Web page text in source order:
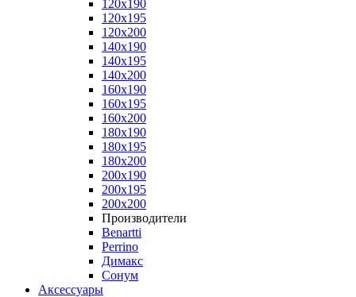
120x190
120x195
120x200
140x190
140x195
140x200
160x190
160x195
160x200
180x190
180x195
180x200
200x190
200x195
200x200
Производители
Benartti
Perrino
Димакс
Сонум
Аксессуары